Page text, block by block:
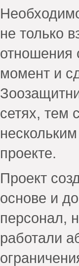
не только
отношения
момент и
сетях, тем
проекте.
Проект
основе и
персонал,
работали